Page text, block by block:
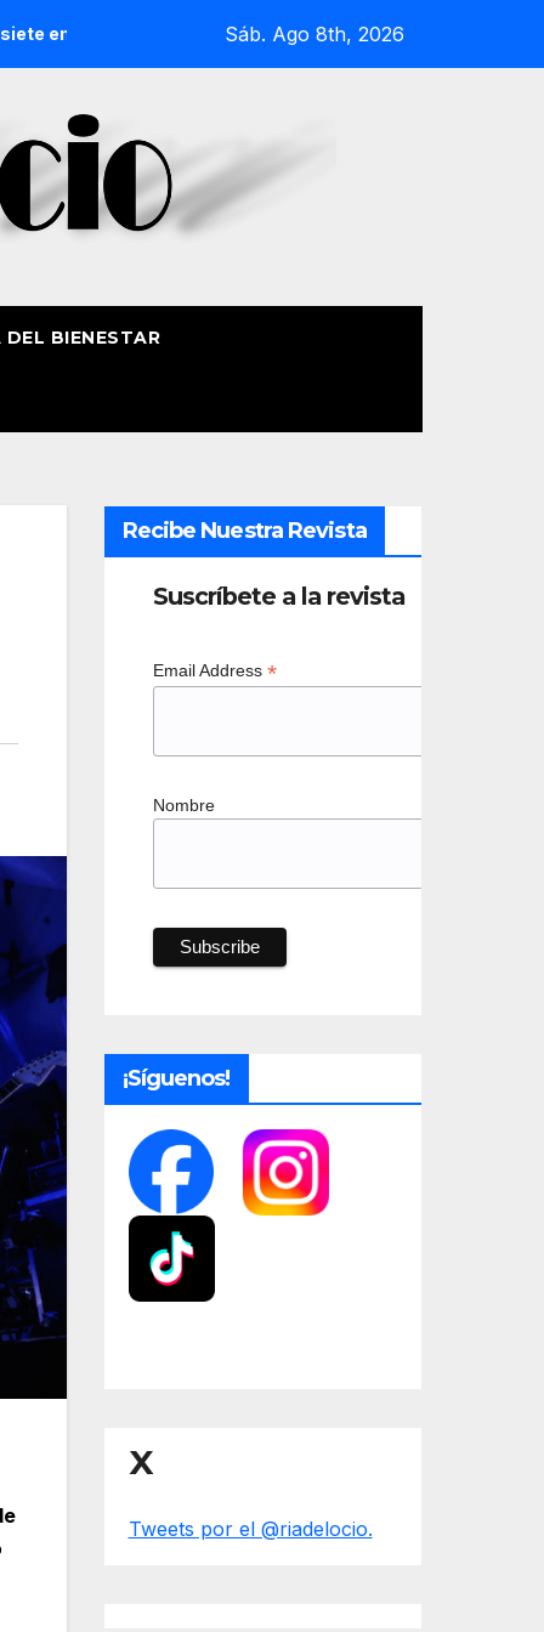
El Mercado de San Lorenzo de Getxo reunirá a
Sáb. Ago 8th, 2026
DEL BIENESTAR
Recibe Nuestra Revista
Suscríbete a la revista
Email Address *
Nombre
¡Síguenos!
X
Tweets por el @riadelocio.